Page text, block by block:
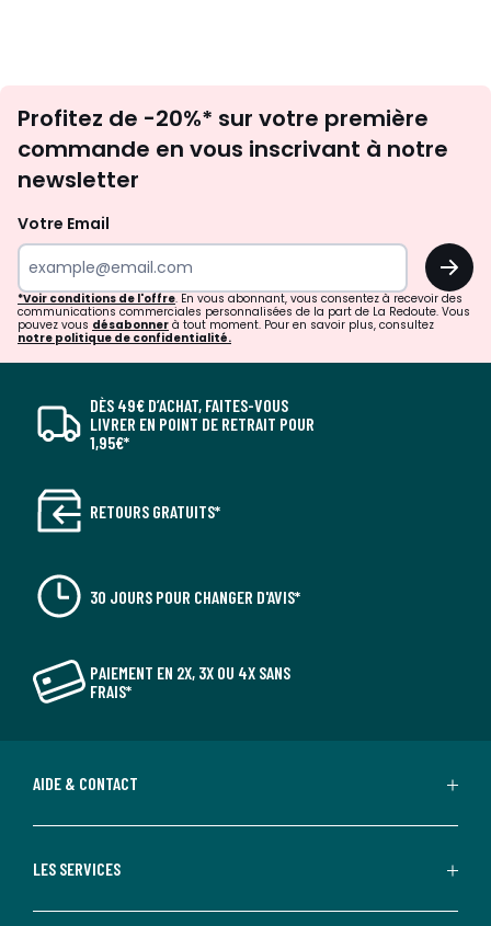
newsletter
Profitez de -20%* sur votre première
commande en vous inscrivant à notre
newsletter
Votre Email
OK
*Voir conditions de l'offre. En vous abonnant, vous consentez à recevoir des
communications commerciales personnalisées de la part de La Redoute. Vous
pouvez vous désabonner à tout moment. Pour en savoir plus, consultez
notre politique de confidentialité.
DÈS 49€ D’ACHAT, FAITES-VOUS
LIVRER EN POINT DE RETRAIT POUR
1,95€*
RETOURS GRATUITS*
30 JOURS POUR CHANGER D'AVIS*
PAIEMENT EN 2X, 3X OU 4X SANS
FRAIS*
AIDE & CONTACT
LES SERVICES